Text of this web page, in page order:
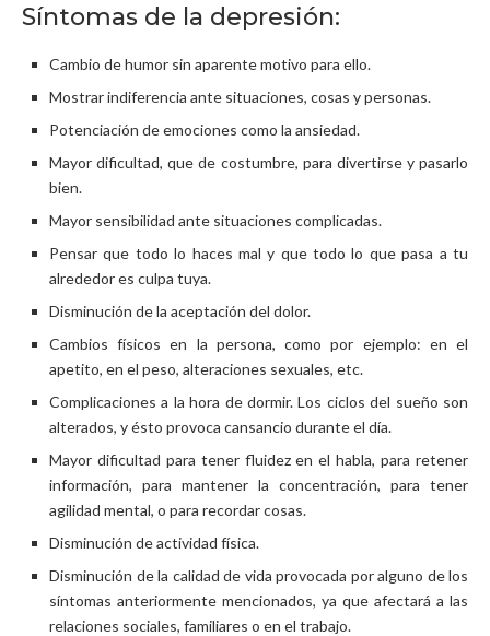
Síntomas de la depresión:
Cambio de humor sin aparente motivo para ello.
Mostrar indiferencia ante situaciones, cosas y personas.
Potenciación de emociones como la ansiedad.
Mayor dificultad, que de costumbre, para divertirse y pasarlo
bien.
Mayor sensibilidad ante situaciones complicadas.
Pensar que todo lo haces mal y que todo lo que pasa a tu
alrededor es culpa tuya.
Disminución de la aceptación del dolor.
Cambios físicos en la persona, como por ejemplo: en el
apetito, en el peso, alteraciones sexuales, etc.
Complicaciones a la hora de dormir. Los ciclos del sueño son
alterados, y ésto provoca cansancio durante el día.
Mayor dificultad para tener fluidez en el habla, para retener
información, para mantener la concentración, para tener
agilidad mental, o para recordar cosas.
Disminución de actividad física.
Disminución de la calidad de vida provocada por alguno de los
síntomas anteriormente mencionados, ya que afectará a las
relaciones sociales, familiares o en el trabajo.